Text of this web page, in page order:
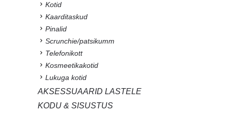
Kotid
Kaarditaskud
Pinalid
Scrunchie/patsikumm
Telefonikott
Kosmeetikakotid
Lukuga kotid
AKSESSUAARID LASTELE
KODU & SISUSTUS